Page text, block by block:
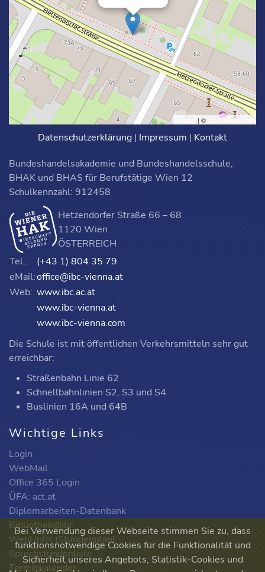
Leaflet | © OpenStreetMap
Datenschutzerklärung | Impressum | Kontakt
Bundeshandelsakademie und Bundeshandelsschule,
BHAK und BHAS für Berufstätige Wien 12
Schulkennzahl: 912458
Hetzendorfer Straße 66 – 68
1120 Wien
ÖSTERREICH
Tel.:
(+43 1) 804 35 79
eMail:office@ibc-vienna.at
Web: www.ibc.ac.at
www.ibc-vienna.at
www.ibc-vienna.com
Die Schule ist mit öffentlichen Verkehrsmitteln sehr gut
erreichbar:
Straßenbahn Linie 62
Schnellbahnlinien S2, S3 und S4
Buslinien 16A und 64B
Wichtige Links
Login
WebMail
Office 365 Login
ÜFA: act.at
Diplomarbeiten-Datenbank
Bibliothek@ibc
WebUntis (Stundenplan)
Sprechstundenliste
Terminkalender
Bei Verwendung dieser Webseite stimmen Sie zu, dass
funktionsnotwendige Cookies für die Funktionalität und
Sicherheit unseres Angebots, Statistik-Cookies und